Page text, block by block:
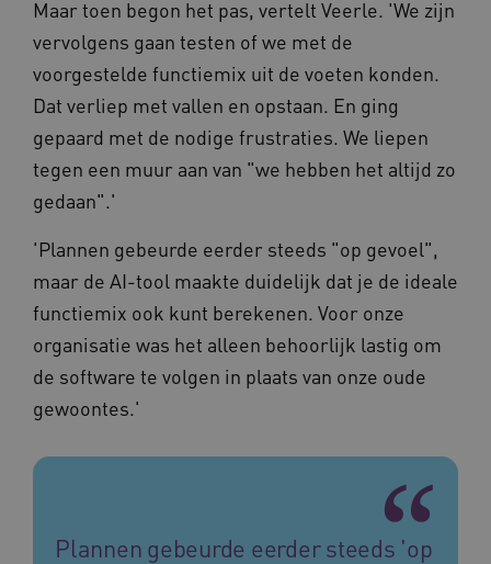
Maar toen begon het pas, vertelt Veerle. 'We zijn
vervolgens gaan testen of we met de
voorgestelde functiemix uit de voeten konden.
Dat verliep met vallen en opstaan. En ging
gepaard met de nodige frustraties. We liepen
tegen een muur aan van "we hebben het altijd zo
gedaan".'
'Plannen gebeurde eerder steeds "op gevoel",
maar de AI-tool maakte duidelijk dat je de ideale
functiemix ook kunt berekenen. Voor onze
organisatie was het alleen behoorlijk lastig om
de software te volgen in plaats van onze oude
gewoontes.'
Plannen gebeurde eerder steeds 'op
VISITOR_PRIVACY_METADATA
.youtube.com
Corporation